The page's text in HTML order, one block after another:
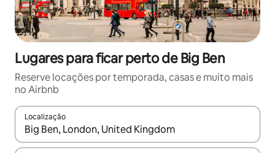
Lugares para ficar perto de Big Ben
Reserve locações por temporada, casas e muito mais
no Airbnb
Localização
Quando os resultados estiverem disponíveis, explore-os